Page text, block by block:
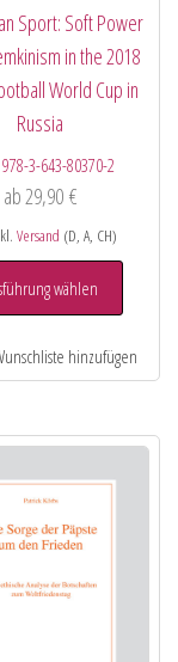
Sport: Soft Power
in the 2018
World Cup in
Russia
978-3-643-80370-2
ab 29,90 €
Versand (D, A, CH)
wählen